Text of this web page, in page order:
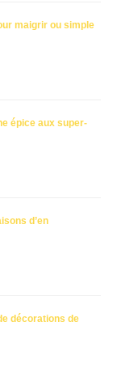
maigrir ou simple
épice aux super-
d’en
décorations de